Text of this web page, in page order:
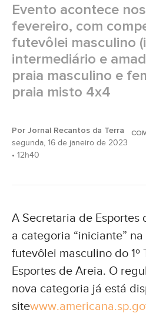
Evento acontece nos
fevereiro, com
futevôlei masculino
intermediário e
praia masculino e
praia misto 4x4
Por Jornal Recantos da Terra
segunda, 16 de janeiro de 2023
• 12h40
A Secretaria de Esportes
a categoria “iniciante”
futevôlei masculino do 1º
Esportes de Areia. O
nova categoria já está
site